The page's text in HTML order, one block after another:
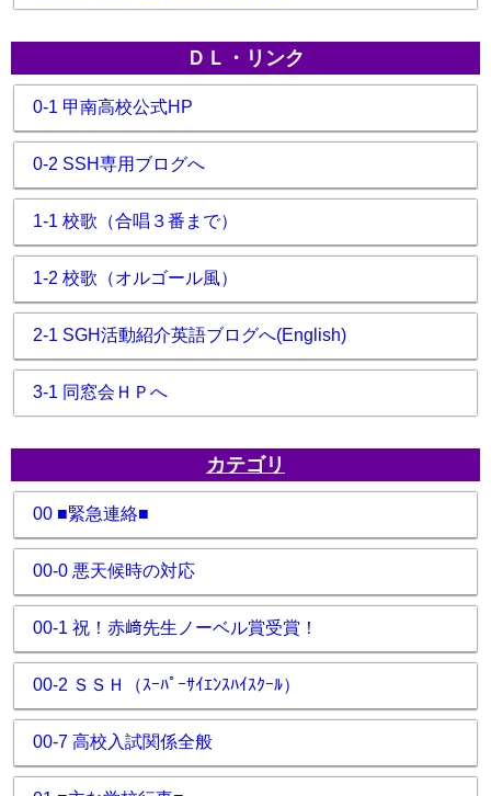
ＤＬ・リンク
0-1 甲南高校公式HP
0-2 SSH専用ブログへ
1-1 校歌（合唱３番まで）
1-2 校歌（オルゴール風）
2-1 SGH活動紹介英語ブログへ(English)
3-1 同窓会ＨＰへ
カテゴリ
00 ■緊急連絡■
00-0 悪天候時の対応
00-1 祝！赤﨑先生ノーベル賞受賞！
00-2 ＳＳＨ（ｽｰﾊﾟｰｻｲｴﾝｽﾊｲｽｸｰﾙ）
00-7 高校入試関係全般